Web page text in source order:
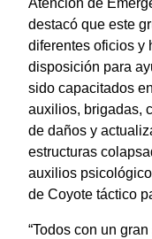
Atención de
destacó que este
diferentes oficios y
disposición para
sido capacitados
auxilios, brigadas,
de daños y
estructuras
auxilios
de Coyote táctico
“Todos con un